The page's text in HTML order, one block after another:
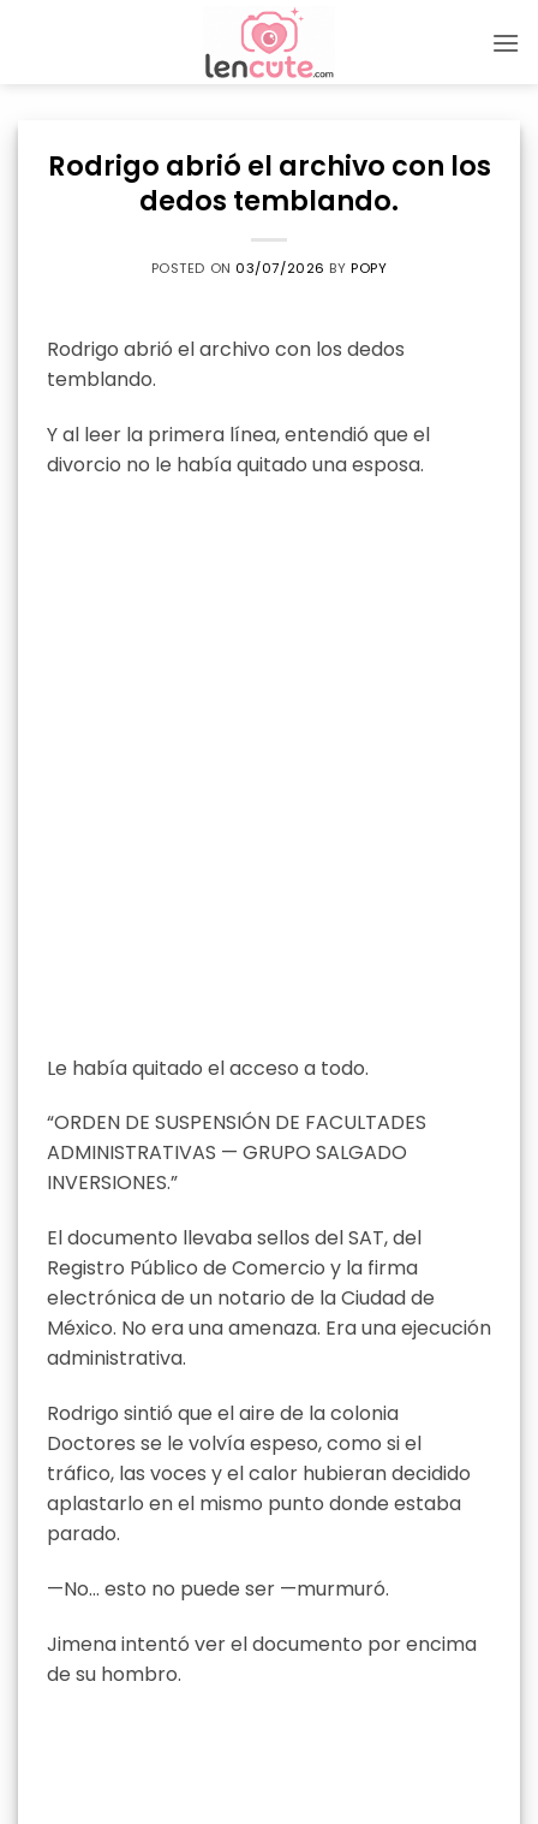
Rodrigo abrió el archivo con los
dedos temblando.
POSTED ON 03/07/2026 BYPOPY
Rodrigo abrió el archivo con los dedos
temblando.
Y al leer la primera línea, entendió que el
divorcio no le había quitado una esposa.
Le había quitado el acceso a todo.
“ORDEN DE SUSPENSIÓN DE FACULTADES
ADMINISTRATIVAS — GRUPO SALGADO
INVERSIONES.”
El documento llevaba sellos del SAT, del
Registro Público de Comercio y la firma
electrónica de un notario de la Ciudad de
México. No era una amenaza. Era una ejecución
administrativa.
Rodrigo sintió que el aire de la colonia
Doctores se le volvía espeso, como si el
tráfico, las voces y el calor hubieran decidido
aplastarlo en el mismo punto donde estaba
parado.
—No… esto no puede ser —murmuró.
Jimena intentó ver el documento por encima
de su hombro.